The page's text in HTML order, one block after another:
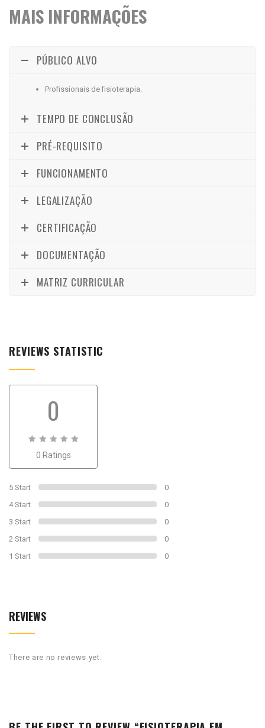
MAIS INFORMAÇÕES
PÚBLICO ALVO
Profissionais de fisioterapia.
TEMPO DE CONCLUSÃO
PRÉ-REQUISITO
FUNCIONAMENTO
LEGALIZAÇÃO
CERTIFICAÇÃO
DOCUMENTAÇÃO
MATRIZ CURRICULAR
REVIEWS STATISTIC
0
out
0
0 Ratings
5 Start
0
4 Start
0
3 Start
0
2 Start
0
1 Start
0
REVIEWS
There are no reviews yet.